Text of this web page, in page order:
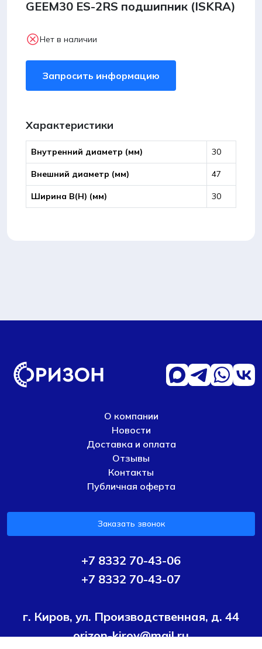
GEEM30 ES-2RS подшипник (ISKRA)
Нет в наличии
Запросить информацию
Характеристики
Внутренний диаметр (мм) 30
Внешний диаметр (мм) 47
Ширина B(Н) (мм) 30
О компании
Новости
Доставка и оплата
Отзывы
Контакты
Публичная оферта
Заказать звонок
+7 8332 70-43-06
+7 8332 70-43-07
г. Киров, ул. Производственная, д. 44
orizon-kirov@mail.ru